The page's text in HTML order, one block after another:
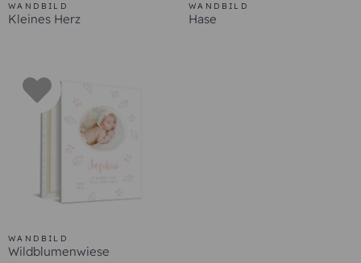
WANDBILD
Kleines Herz
WANDBILD
Hase
WANDBILD
Wildblumenwiese